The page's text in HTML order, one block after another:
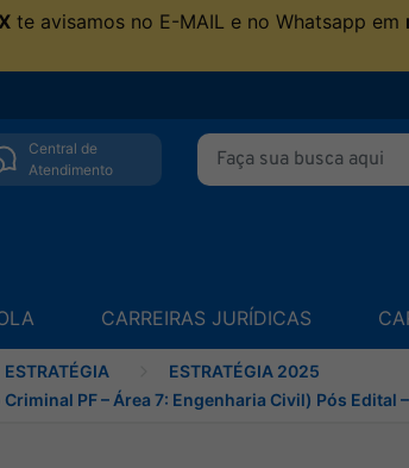
te avisamos no E-MAIL e no Whatsapp em
Central de
Atendimento
CARREIRAS JURÍDICAS
ESTRATÉGIA
ESTRATÉGIA 2025
PF – Área 7: Engenharia Civil) Pós Edital